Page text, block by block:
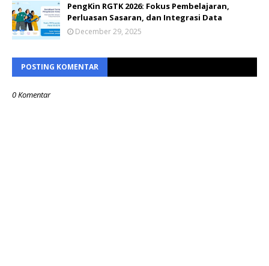
PengKin RGTK 2026: Fokus Pembelajaran,
Perluasan Sasaran, dan Integrasi Data
December 29, 2025
POSTING KOMENTAR
0 Komentar